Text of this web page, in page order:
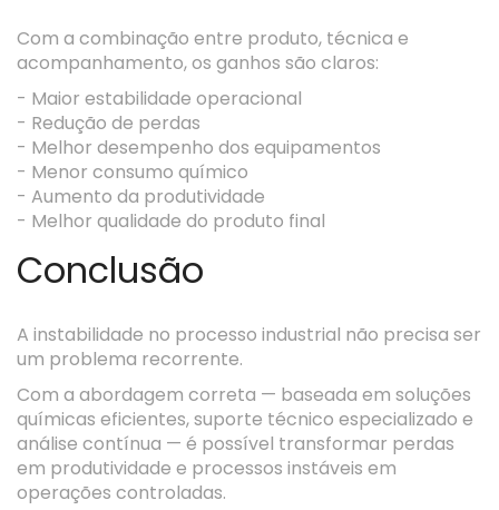
Com a combinação entre produto, técnica e
acompanhamento, os ganhos são claros:
- Maior estabilidade operacional
- Redução de perdas
- Melhor desempenho dos equipamentos
- Menor consumo químico
- Aumento da produtividade
- Melhor qualidade do produto final
Conclusão
A instabilidade no processo industrial não precisa ser
um problema recorrente.
Com a abordagem correta — baseada em soluções
químicas eficientes, suporte técnico especializado e
análise contínua — é possível transformar perdas
em produtividade e processos instáveis em
operações controladas.